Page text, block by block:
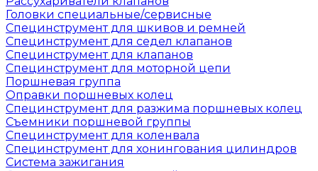
Головки специальные/сервисные
Специнструмент для шкивов и ремней
Специнструмент для седел клапанов
Специнструмент для клапанов
Специнструмент для моторной цепи
Поршневая группа
Оправки поршневых колец
Специнструмент для разжима поршневых колец
Съемники поршневой группы
Специнструмент для коленвала
Специнструмент для хонингования цилиндров
Система зажигания